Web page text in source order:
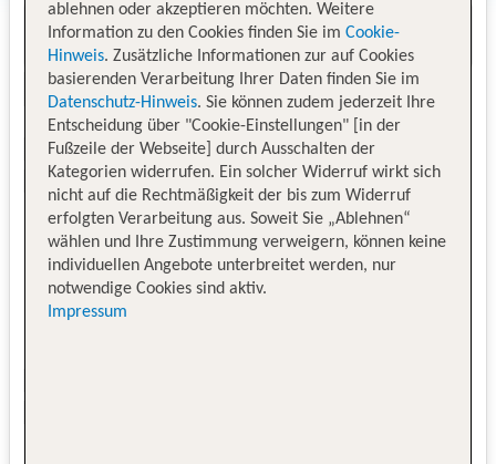
ablehnen oder akzeptieren möchten. Weitere
Information zu den Cookies finden Sie im Cookie-
Hinweis. Zusätzliche Informationen zur auf Cookies
basierenden Verarbeitung Ihrer Daten finden Sie im
Datenschutz-Hinweis. Sie können zudem jederzeit Ihre
Entscheidung über "Cookie-Einstellungen" [in der
Fußzeile der Webseite] durch Ausschalten der
Kategorien widerrufen. Ein solcher Widerruf wirkt sich
nicht auf die Rechtmäßigkeit der bis zum Widerruf
erfolgten Verarbeitung aus. Soweit Sie „Ablehnen“
wählen und Ihre Zustimmung verweigern, können keine
individuellen Angebote unterbreitet werden, nur
notwendige Cookies sind aktiv.
Impressum